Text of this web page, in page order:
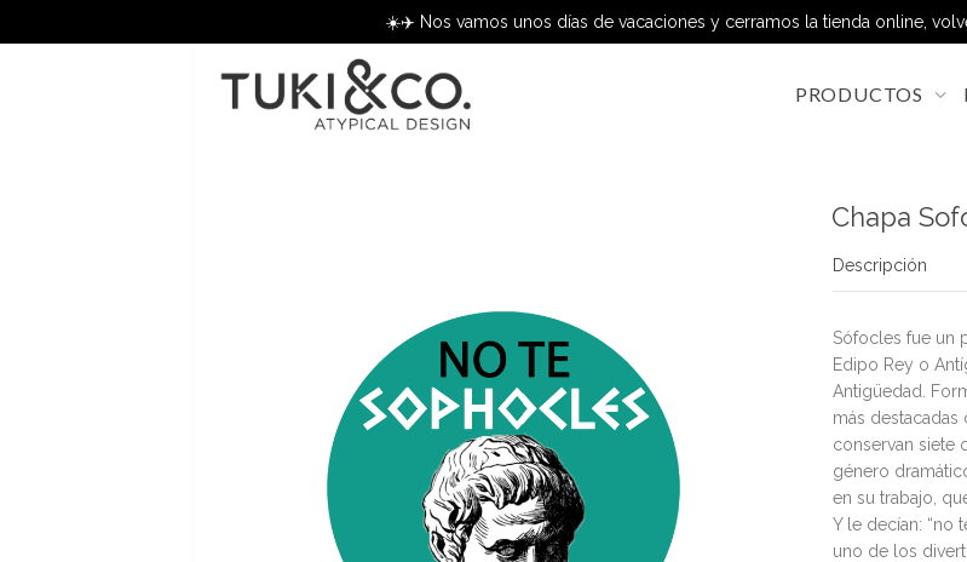
PRODUCTOS
Chapa
Descripción
Sófocles fue un
Edipo Rey o
Antigüedad.
más
conservan siete
género
en su trabajo,
Y le decían: “no
uno de los
☀️✈️ Nos vamos unos días de vacaciones y cerramos la tienda online,